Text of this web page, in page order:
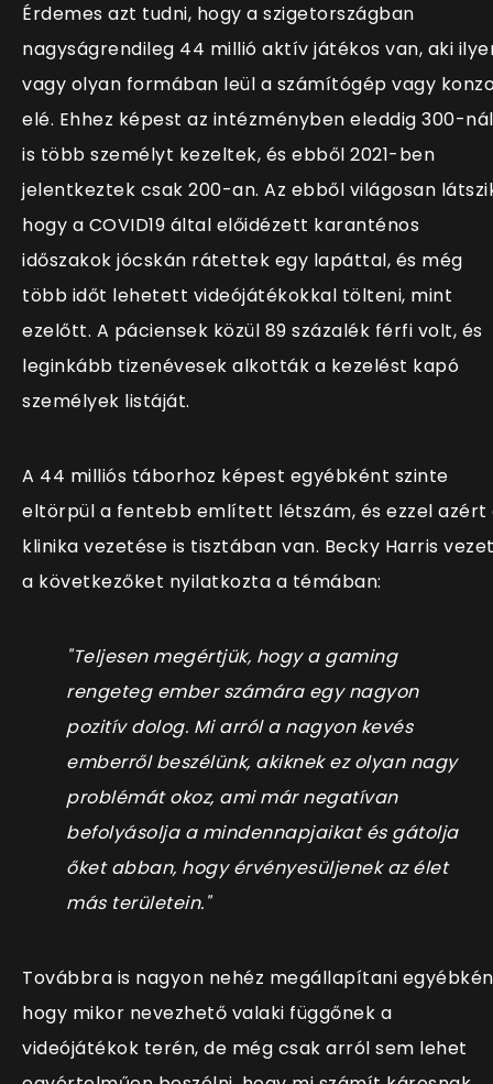
Érdemes azt tudni, hogy a szigetországban
nagyságrendileg 44 millió aktív játékos van, aki
vagy olyan formában leül a számítógép vagy
elé. Ehhez képest az intézményben eleddig 300-nál
is több személyt kezeltek, és ebből 2021-ben
jelentkeztek csak 200-an. Az ebből világosan
hogy a COVID19 által előidézett karanténos
időszakok jócskán rátettek egy lapáttal, és még
több időt lehetett videójátékokkal tölteni, mint
ezelőtt. A páciensek közül 89 százalék férfi volt, és
leginkább tizenévesek alkották a kezelést kapó
személyek listáját.
A 44 milliós táborhoz képest egyébként szinte
eltörpül a fentebb említett létszám, és ezzel azért
klinika vezetése is tisztában van. Becky Harris
a következőket nyilatkozta a témában:
"Teljesen megértjük, hogy a gaming
rengeteg ember számára egy nagyon
pozitív dolog. Mi arról a nagyon kevés
emberről beszélünk, akiknek ez olyan nagy
problémát okoz, ami már negatívan
befolyásolja a mindennapjaikat és gátolja
őket abban, hogy érvényesüljenek az élet
más területein."
Továbbra is nagyon nehéz megállapítani
hogy mikor nevezhető valaki függőnek a
videójátékok terén, de még csak arról sem lehet